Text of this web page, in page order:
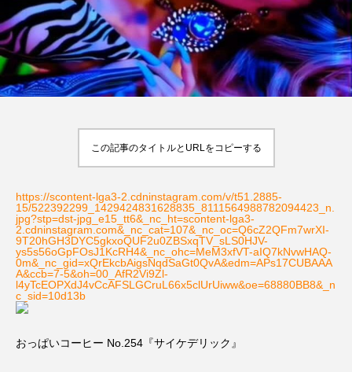
この記事のタイトルとURLをコピーする
https://scontent-lga3-2.cdninstagram.com/v/t51.2885-
15/522392299_1429424831628835_8111564988782094423_n.
jpg?stp=dst-jpg_e15_tt6&_nc_ht=scontent-lga3-
2.cdninstagram.com&_nc_cat=107&_nc_oc=Q6cZ2QFm7wrXI-
9T20hGH3DYC5gkxoQUF2u0ZBSxqTV_sLS0HJV-
ys5s56oGpFOsJ1KcRH4&_nc_ohc=MeM3xfVT-aIQ7kNvwHAQ-
0m&_nc_gid=xQrEkcbAigsNqdSaGt0QvA&edm=APs17CUBAAA
A&ccb=7-5&oh=00_AfR2Vi9Zl-
l4yTcEOPXdJ4vCcAFSLGCruL66x5clUrUiww&oe=68880BB8&_n
c_sid=10d13b
おっぱいコーヒー No.254『サイケデリック』